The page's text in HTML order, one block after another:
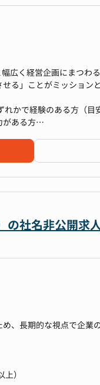
定の改定は人サにもど
応
、日々の業務改善から
サポートする仕組みづ
定変更に関する実務全
連規程改定などほとん
。
応、週休3日制導入、フ
くるための様々なチャ
び人事本部メンバー
広く経営企画にまつわ
る」ことがミッション
コミュニケーション（英
示作成含む）
業者を利用しながら進
込んだ財務予測モデル
かで経験のある方（目
がある方
の社名非公開求
、長期的な視点で企
）まで全てを担うため
可能です。
あり、裁量を持ってダ
）